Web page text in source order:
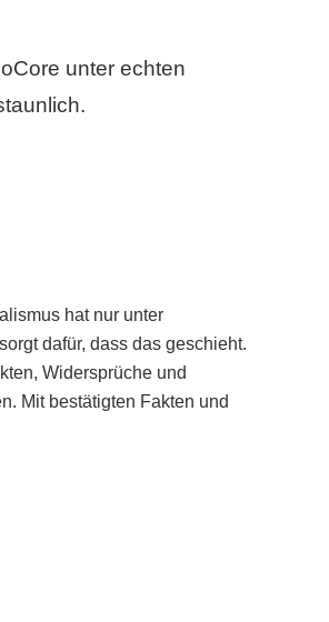
unter echten
hat nur unter
dafür, dass das geschieht.
Widersprüche und
Mit bestätigten Fakten und